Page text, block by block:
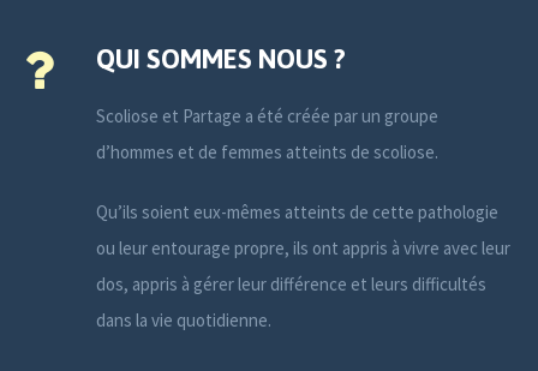
QUI SOMMES NOUS ?
Scoliose et Partage a été créée par un groupe
d’hommes et de femmes atteints de scoliose.
Qu’ils soient eux-mêmes atteints de cette pathologie
ou leur entourage propre, ils ont appris à vivre avec leur
dos, appris à gérer leur différence et leurs difficultés
dans la vie quotidienne.